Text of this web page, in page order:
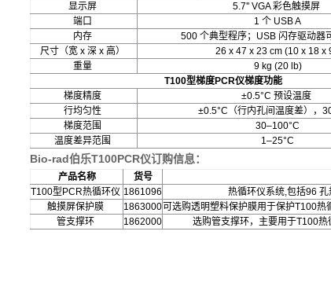
显示屏
5.7'' VGA 彩色触摸屏
端口
1 个 USB A
内存
500 个典型程序；USB 闪存驱动器
尺寸（宽 x 深 x 高）
26 x 47 x 23 cm (10 x 18 x
重量
9 kg (20 lb)
T100型梯度PCR仪梯度功能
梯度精度
±0.5°C 预设温度
行均匀性
±0.5°C（行内孔间温度差），
梯度范围
30–100°C
温度差异范围
1–25°C
Bio-rad伯乐T100PCR仪订购信息：
产品名称 货号
T100型PCR热循环仪 1861096
热循环仪系统,包括96
触摸屏保护膜
1863000可选购透明塑料保护膜用于保护T100热
管支撑环
1862000 选购管支撑环，主要用于T100热